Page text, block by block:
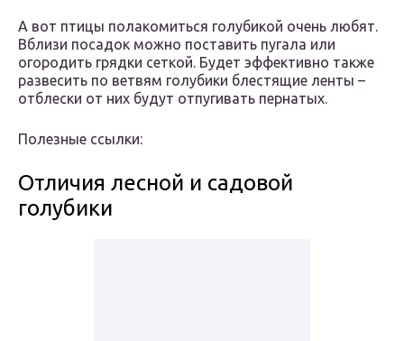
А вот птицы полакомиться голубикой очень любят.
Вблизи посадок можно поставить пугала или
огородить грядки сеткой. Будет эффективно также
развесить по ветвям голубики блестящие ленты –
отблески от них будут отпугивать пернатых.
Полезные ссылки:
Отличия лесной и садовой
голубики